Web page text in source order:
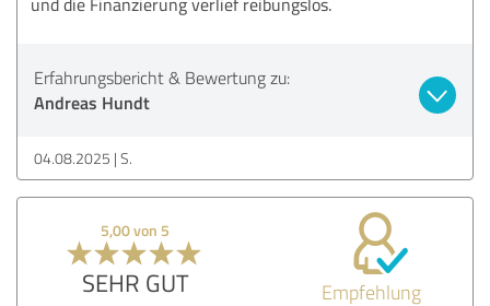
Erfahrungsbericht & Bewertung zu:
Andreas Hundt
04.08.2025 S.
5,00 von 5
SEHR GUT Empfehlung